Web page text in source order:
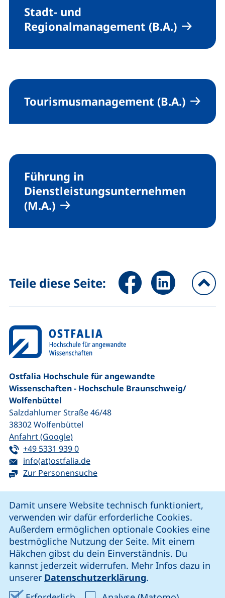
Damit unsere Website technisch funktioniert,
verwenden wir dafür erforderliche Cookies.
Außerdem ermöglichen optionale Cookies eine
bestmögliche Nutzung der Seite. Mit einem
Häkchen gibst du dein Einverständnis. Du
kannst jederzeit widerrufen. Mehr Infos dazu in
unserer Datenschutzerklärung.
Stadt- und
Regionalmanagement (B.A.)
Tourismusmanagement (B.A.)
Führung in
Dienstleistungsunternehmen
(M.A.)
Teile diese Seite: Seite über Facebook teilen
Seite über
Ostfalia Hochschule für angewandte
Wissenschaften - Hochschule Braunschweig/​
Wolfenbüttel
Salzdahlumer Straße 46/48
38302Wolfenbüttel
Anfahrt (Google)(externer Link, öffnet neues Fenster)
Tel:
+49 5331 939 0(startet einen Telefonanruf, wenn Ihr
E-Mail:
info(at)ostfalia.de(öffnet Ihr E-Mail-Programm)
Zur Personensuche
unsere Facebook-Seite (externer Link, öffnet neues
unsere LinkedIn-Seite (externer Link, öffnet
unsere Instagram-Seite (externer Link,
unsere YouTube-Seite (externer
Cookie-Einstellungen
Impressum